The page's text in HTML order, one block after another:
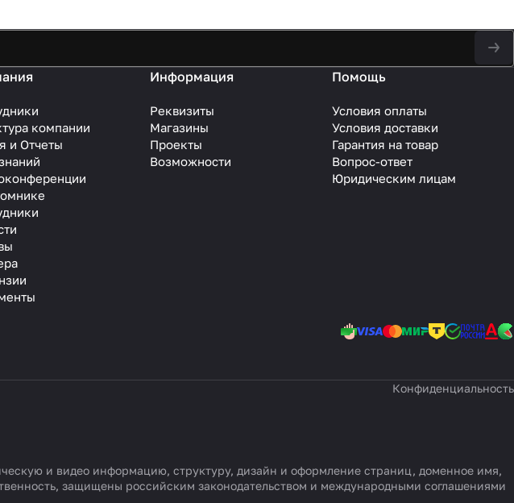
компании
и Отчеты
Информация
Реквизиты
Магазины
Проекты
Возможности
Помощь
Условия оплаты
Условия доставки
Гарантия на товар
Вопрос-ответ
Юридическим лицам
Конфиденциальность
и видео информацию, структуру, дизайн и оформление страниц, доменное имя,
защищены российским законодательством и международными соглашениями